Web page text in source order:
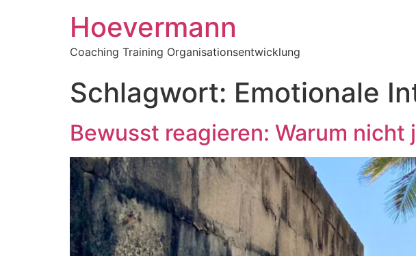
Hoevermann
Coaching Training Organisationsentwicklung
Schlagwort: Emotionale
Bewusst reagieren: Warum